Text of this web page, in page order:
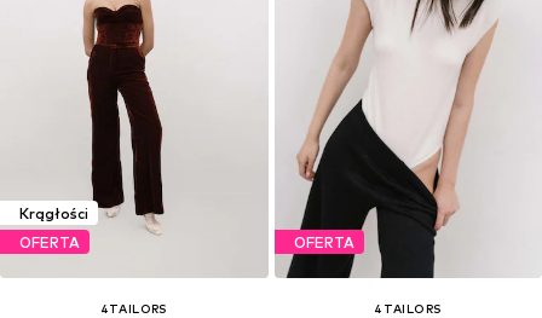
Krągłości
OFERTA
4TAILORS
OFERTA
4TAILORS